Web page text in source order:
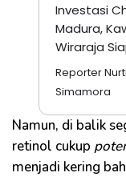
Investasi
Madura,
Wiraraja
Reporter
Simamora
Namun, di balik
retinol cukup
menjadi kering